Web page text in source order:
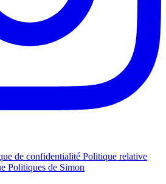
de confidentialité Politique relative
Politiques de Simon